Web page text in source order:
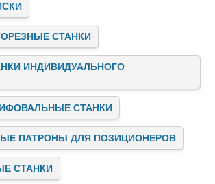
СТАНКИ
ИНДИВИДУАЛЬНОГО
СТАНКИ
ПАТРОНЫ ДЛЯ ПОЗИЦИОНЕРОВ
СТАНКИ